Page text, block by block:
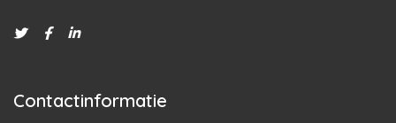
Contactinformatie